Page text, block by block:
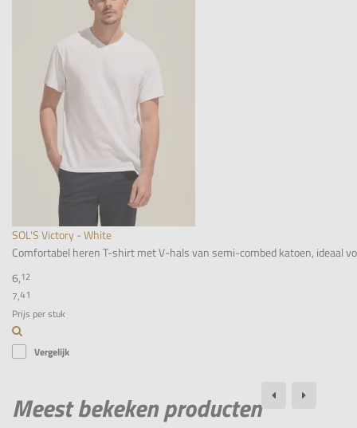
SOL'S Victory - White
Comfortabel heren T-shirt met V-hals van semi-combed katoen, ideaal
6,12
7,41
Prijs per stuk
Vergelijk
Meest bekeken producten